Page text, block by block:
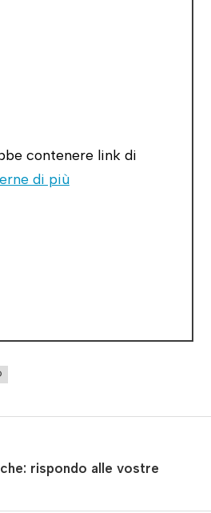
contenere link di
di più
rispondo alle vostre